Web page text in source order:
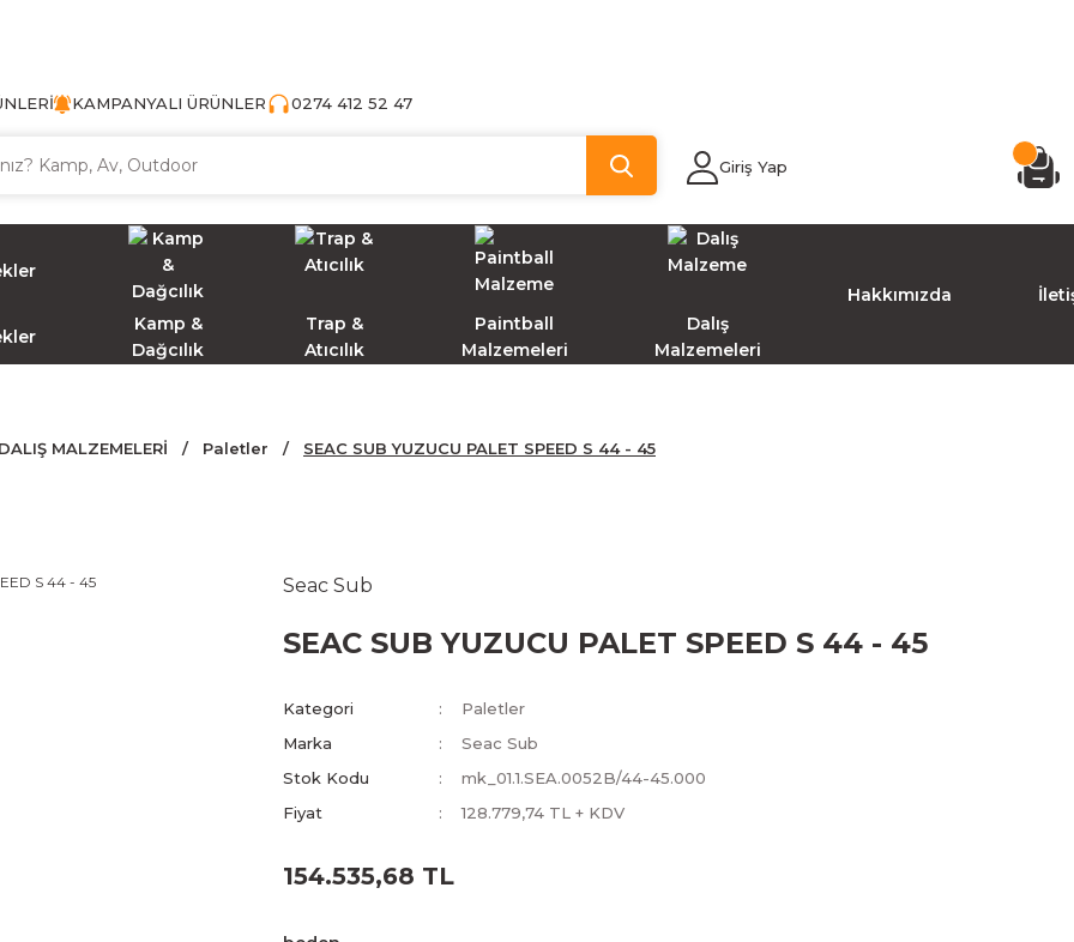
KAMPANYALI ÜRÜNLER 0274 412 52 47
Giriş Yap
Kamp &
Dağcılık
Trap &
Atıcılık
Paintball
Malzemeleri
Dalış
Malzemeleri
Hakkımızda
DALIŞ MALZEMELERİ Paletler SEAC SUB YUZUCU PALET SPEED S 44 - 45
Seac Sub
SEAC SUB YUZUCU PALET SPEED S 44 - 45
Kategori
Paletler
Marka
Seac Sub
Stok Kodu
mk_01.1.SEA.0052B/44-45.000
Fiyat
128.779,74 TL + KDV
154.535,68 TL